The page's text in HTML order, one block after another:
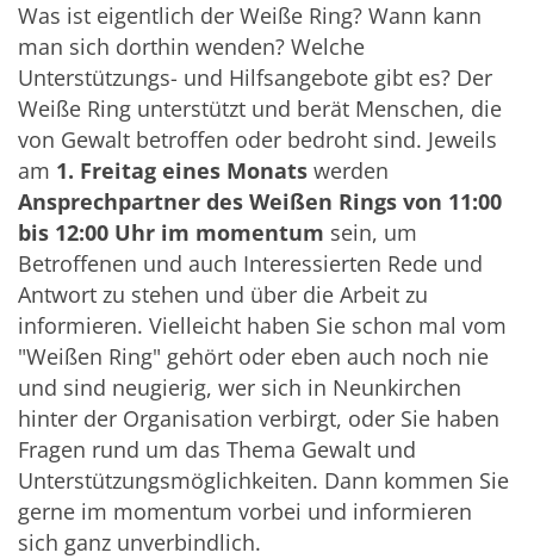
Was ist eigentlich der Weiße Ring? Wann kann
man sich dorthin wenden? Welche
Unterstützungs- und Hilfsangebote gibt es? Der
Weiße Ring unterstützt und berät Menschen, die
von Gewalt betroffen oder bedroht sind. Jeweils
am 1. Freitag eines Monats werden
Ansprechpartner des Weißen Rings von 11:00
bis 12:00 Uhr im momentum sein, um
Betroffenen und auch Interessierten Rede und
Antwort zu stehen und über die Arbeit zu
informieren. Vielleicht haben Sie schon mal vom
"Weißen Ring" gehört oder eben auch noch nie
und sind neugierig, wer sich in Neunkirchen
hinter der Organisation verbirgt, oder Sie haben
Fragen rund um das Thema Gewalt und
Unterstützungsmöglichkeiten. Dann kommen Sie
gerne im momentum vorbei und informieren
sich ganz unverbindlich.